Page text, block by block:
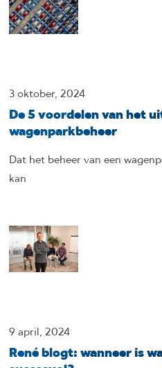
3 oktober, 2024
De 5 voordelen van het
wagenparkbeheer
Dat het beheer van een
kan
9 april, 2024
René blogt: wanneer is